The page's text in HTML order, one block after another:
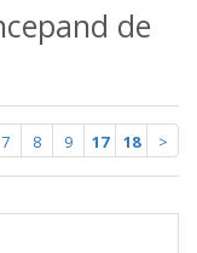
de
7 8 9 17 18 >